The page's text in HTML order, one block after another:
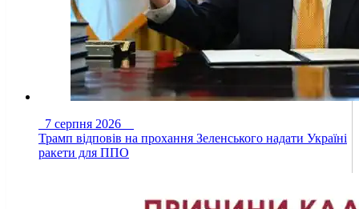
7 серпня 2026
Трамп відповів на прохання Зеленського надати Україні
ракети для ППО